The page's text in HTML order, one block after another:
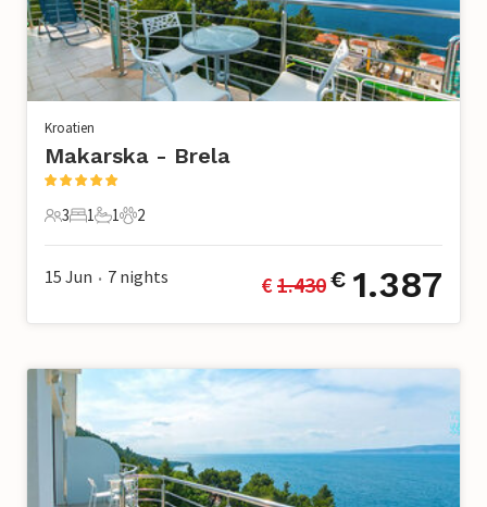
Kroatien
Makarska - Brela
3 Gäste
3
1 Schlafzimmer
1
1 Badezimmer
1
2 Haustiere
2
15 Jun • 7 nights € 1.430€ 1.387